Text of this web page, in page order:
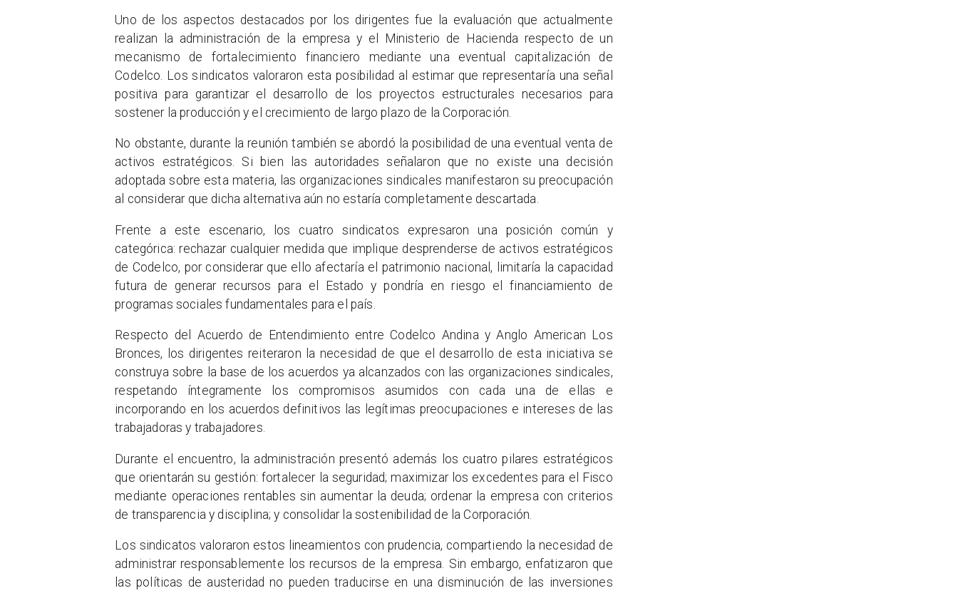
Uno de los aspectos destacados por los dirigentes fue la evaluación que actualmente
realizan la administración de la empresa y el Ministerio de Hacienda respecto de un
mecanismo de fortalecimiento financiero mediante una eventual capitalización de
Codelco. Los sindicatos valoraron esta posibilidad al estimar que representaría una señal
positiva para garantizar el desarrollo de los proyectos estructurales necesarios para
sostener la producción y el crecimiento de largo plazo de la Corporación.
No obstante, durante la reunión también se abordó la posibilidad de una eventual venta de
activos estratégicos. Si bien las autoridades señalaron que no existe una decisión
adoptada sobre esta materia, las organizaciones sindicales manifestaron su preocupación
al considerar que dicha alternativa aún no estaría completamente descartada.
Frente a este escenario, los cuatro sindicatos expresaron una posición común y
categórica: rechazar cualquier medida que implique desprenderse de activos estratégicos
de Codelco, por considerar que ello afectaría el patrimonio nacional, limitaría la capacidad
futura de generar recursos para el Estado y pondría en riesgo el financiamiento de
programas sociales fundamentales para el país.
Respecto del Acuerdo de Entendimiento entre Codelco Andina y Anglo American Los
Bronces, los dirigentes reiteraron la necesidad de que el desarrollo de esta iniciativa se
construya sobre la base de los acuerdos ya alcanzados con las organizaciones sindicales,
respetando íntegramente los compromisos asumidos con cada una de ellas e
incorporando en los acuerdos definitivos las legítimas preocupaciones e intereses de las
trabajadoras y trabajadores.
Durante el encuentro, la administración presentó además los cuatro pilares estratégicos
que orientarán su gestión: fortalecer la seguridad; maximizar los excedentes para el Fisco
mediante operaciones rentables sin aumentar la deuda; ordenar la empresa con criterios
de transparencia y disciplina; y consolidar la sostenibilidad de la Corporación.
Los sindicatos valoraron estos lineamientos con prudencia, compartiendo la necesidad de
administrar responsablemente los recursos de la empresa. Sin embargo, enfatizaron que
las políticas de austeridad no pueden traducirse en una disminución de las inversiones